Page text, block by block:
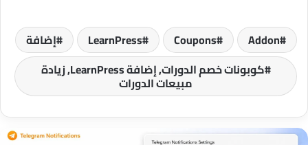
Addon
Coupons
LearnPress
إضافة
كوبونات خصم الدورات, إضافة LearnPress, زيادة
مبيعات الدورات